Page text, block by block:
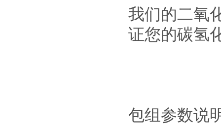
我们的二氧
证您的碳氢
包组参数说